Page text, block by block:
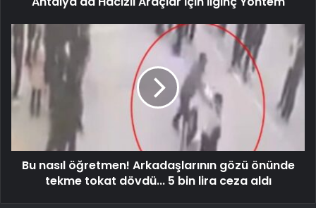
Bu nasıl öğretmen! Arkadaşlarının gözü önünde
tekme tokat dövdü... 5 bin lira ceza aldı